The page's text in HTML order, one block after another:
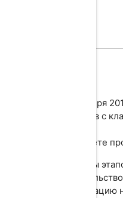
24 октября
объектов с
Вы узнаете
варианты
консервацию